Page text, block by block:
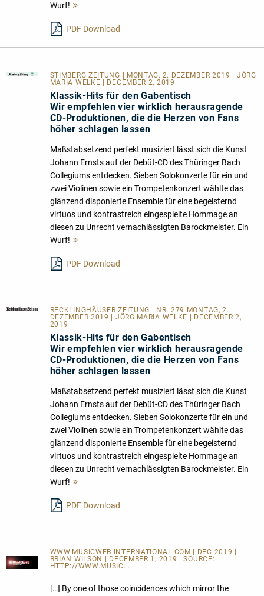
Wurf!
PDF Download
STIMBERG ZEITUNG
| MONTAG, 2. DEZEMBER 2019 | JÖRG
MARIA WELKE | DECEMBER 2, 2019
Klassik-Hits für den Gabentisch
Wir empfehlen vier wirklich herausragende
CD-Produktionen, die die Herzen von Fans
höher schlagen lassen
Maßstabsetzend perfekt musiziert lässt sich die Kunst
Johann Ernsts auf der Debüt-CD des Thüringer Bach
Collegiums entdecken. Sieben Solokonzerte für ein und
zwei Violinen sowie ein Trompetenkonzert wählte das
glänzend disponierte Ensemble für eine begeisternd
virtuos und kontrastreich eingespielte Hommage an
diesen zu Unrecht vernachlässigten Barockmeister. Ein
Wurf!
PDF Download
RECKLINGHÄUSER ZEITUNG
| NR. 279 MONTAG, 2.
DEZEMBER 2019 | JÖRG MARIA WELKE | DECEMBER 2,
2019
Klassik-Hits für den Gabentisch
Wir empfehlen vier wirklich herausragende
CD-Produktionen, die die Herzen von Fans
höher schlagen lassen
Maßstabsetzend perfekt musiziert lässt sich die Kunst
Johann Ernsts auf der Debüt-CD des Thüringer Bach
Collegiums entdecken. Sieben Solokonzerte für ein und
zwei Violinen sowie ein Trompetenkonzert wählte das
glänzend disponierte Ensemble für eine begeisternd
virtuos und kontrastreich eingespielte Hommage an
diesen zu Unrecht vernachlässigten Barockmeister. Ein
Wurf!
PDF Download
WWW.MUSICWEB-INTERNATIONAL.COM | DEC 2019 |
BRIAN WILSON | DECEMBER 1, 2019 | SOURCE:
HTTP://WWW.MUSIC...
[…] By one of those coincidences which mirror the